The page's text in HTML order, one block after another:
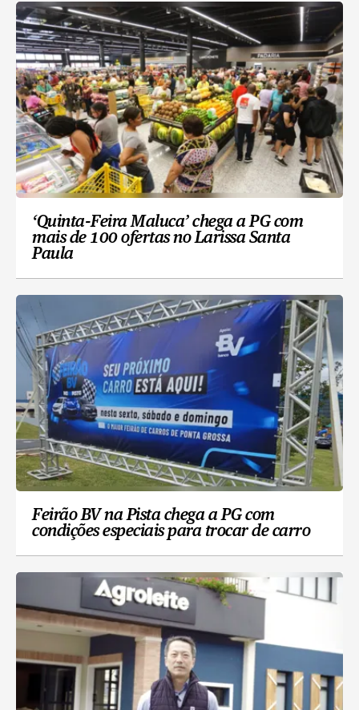
‘Quinta-Feira Maluca’ chega a PG com
mais de 100 ofertas no Larissa Santa
Paula
Feirão BV na Pista chega a PG com
condições especiais para trocar de carro